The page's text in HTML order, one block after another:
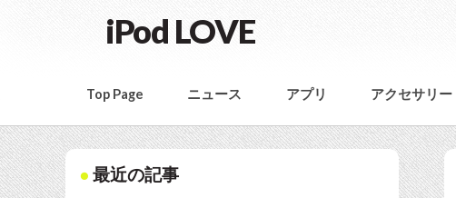
iPod LOVE
Top Page ニュース アプリ アクセサリー
最近の記事